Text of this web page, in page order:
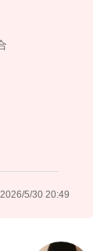
2026/5/30 20:49